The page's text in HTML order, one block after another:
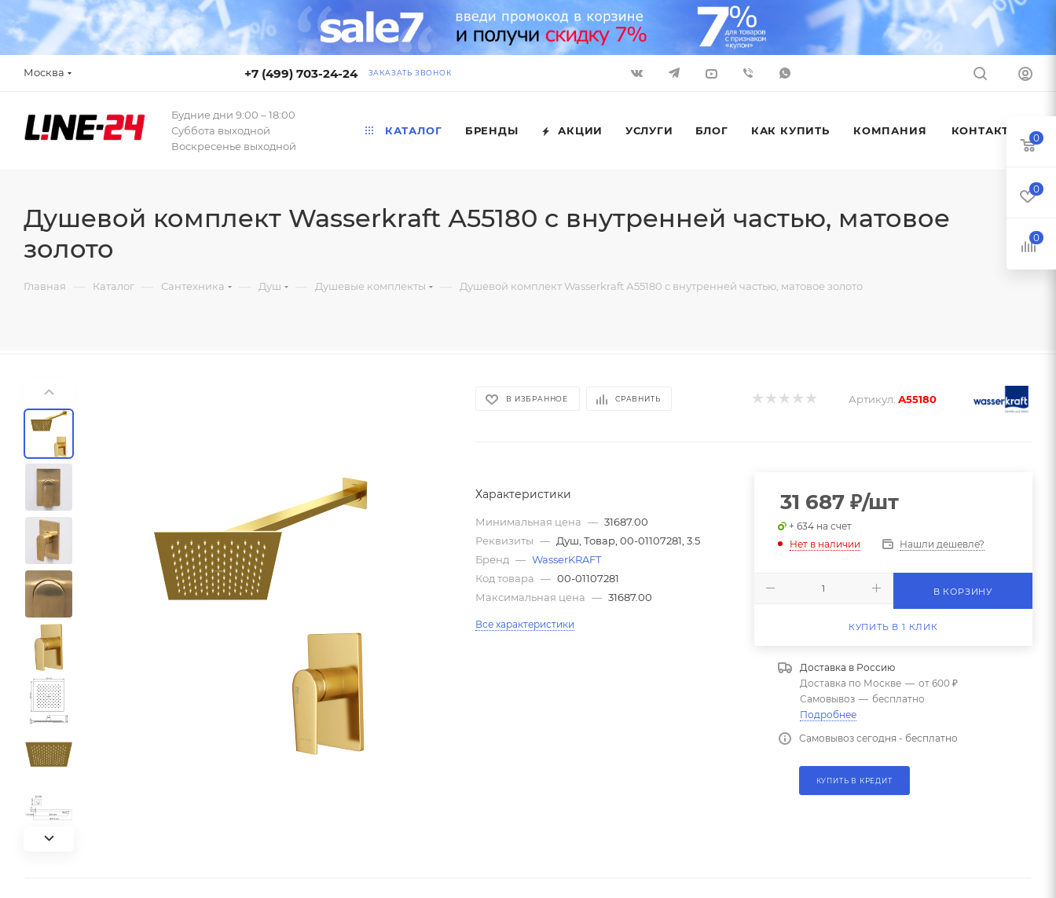
Москва +7 (499) 703-24-24 ЗАКАЗАТЬ ЗВОНОК
Будние дни 9:00 – 18:00
Суббота выходной
Воскресенье выходной
КАТАЛОГ БРЕНДЫ АКЦИИ УСЛУГИ БЛОГ КАК КУПИТЬ КОМПАНИЯ КОНТАКТЫ
Душевой комплект Wasserkraft А55180 с внутренней частью, матовое
золото
Главная — Каталог — Сантехника — Душ — Душевые комплекты — Душевой комплект Wasserkraft А55180 с внутренней частью, матовое золото
В ИЗБРАННОЕ СРАВНИТЬ Артикул: А55180
Характеристики
Минимальная цена — 31687.00
Реквизиты — Душ, Товар, 00-01107281, 3.5
Бренд — WasserKRAFT
Код товара — 00-01107281
Максимальная цена — 31687.00
Все характеристики
31 687₽/шт
+ 634 на счет
Нет в наличии
Нашли дешевле?
В КОРЗИНУ
КУПИТЬ В 1 КЛИК
Доставка в Россию
Доставка по Москве — от 600 ₽
Самовывоз — бесплатно
Подробнее
Самовывоз сегодня - бесплатно
КУПИТЬ В КРЕДИТ
0
0
0